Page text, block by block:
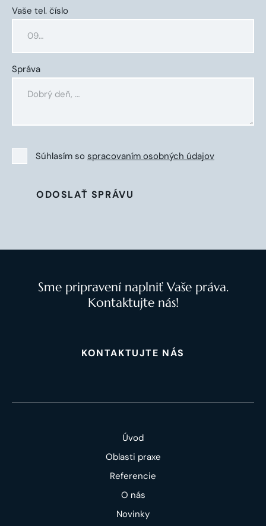
Vaše tel. číslo
Správa
Súhlasím so spracovaním osobných údajov
ODOSLAŤ SPRÁVU
Sme pripravení naplniť Vaše práva.
Kontaktujte nás!
KONTAKTUJTE NÁS
Úvod
Oblasti praxe
Referencie
O nás
Novinky